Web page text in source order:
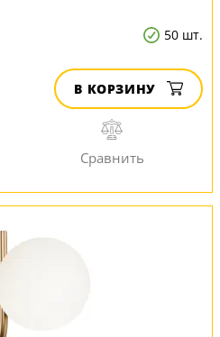
50 шт.
В КОРЗИНУ